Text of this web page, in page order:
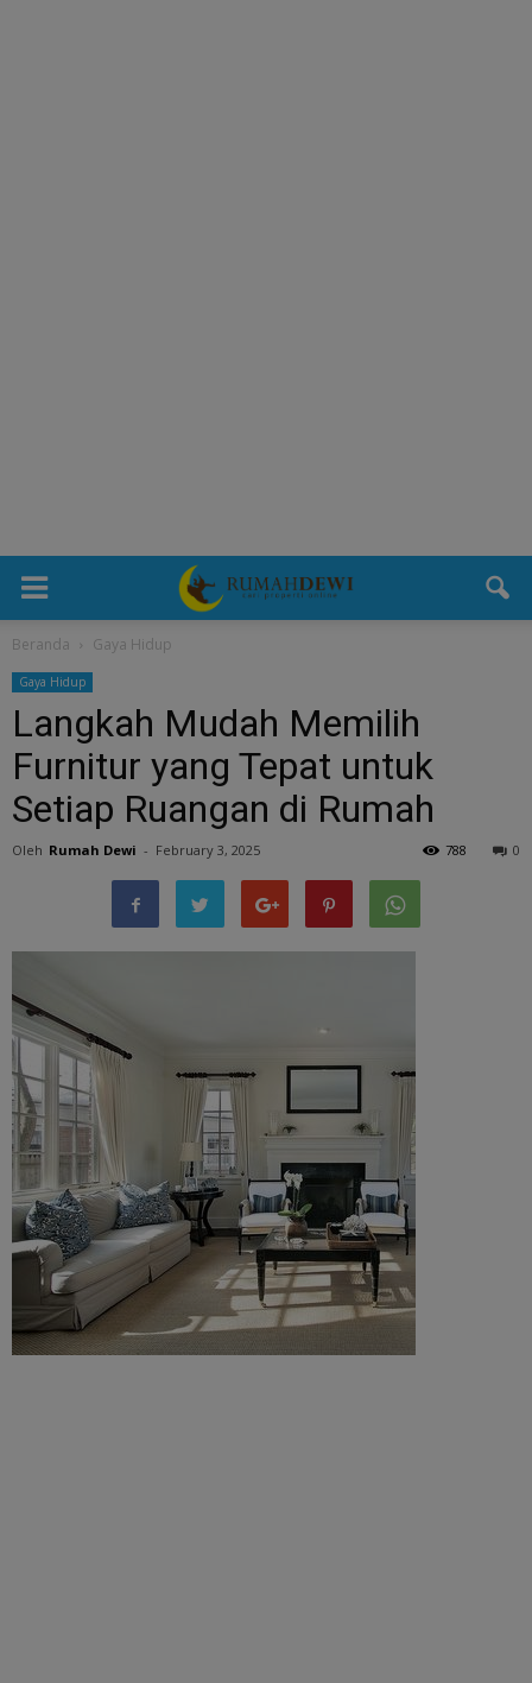
Beranda Gaya Hidup
Gaya Hidup
Langkah Mudah Memilih
Furnitur yang Tepat untuk
Setiap Ruangan di Rumah
Oleh Rumah Dewi - February 3, 2025 0
788